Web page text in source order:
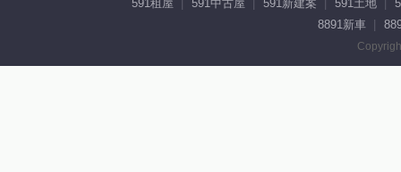
591租屋 591中古屋 591新建案 591土地
8891新車